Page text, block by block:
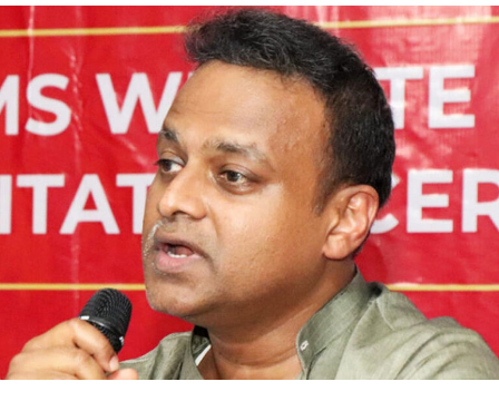
ഗൊരക്പുരില്‍ 43% പോളിങ്; ഫുല്‍പുരില്‍ 37
ശതമാനം മാത്രം